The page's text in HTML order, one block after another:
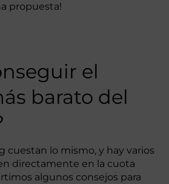
propuesta!
el
barato del
cuestan lo mismo, y hay varios
directamente en la cuota
algunos consejos para